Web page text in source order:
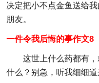
决定把小不点金鱼送给
朋友。
一件令我后悔的事作文8
这世上什么药都有
什么？别急，听我细细道